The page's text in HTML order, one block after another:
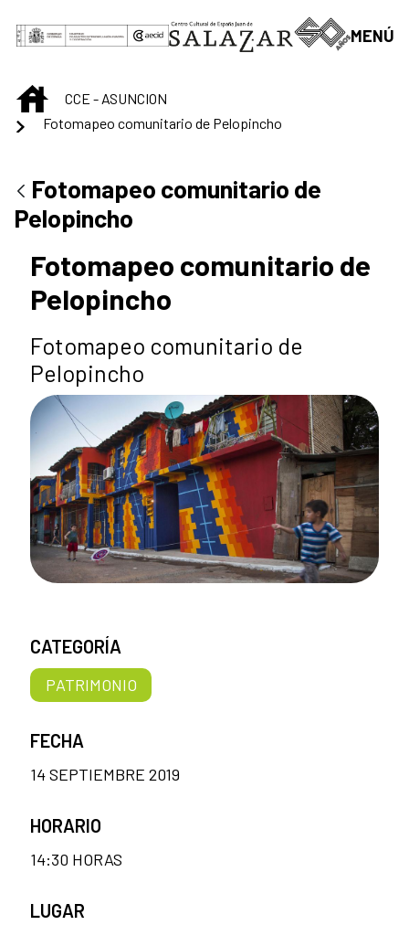
Saltar al contenido principal
MENÚ
INICIOCCE - ASUNCION
Fotomapeo comunitario de Pelopincho
Fotomapeo comunitario de
Pelopincho
Fotomapeo comunitario de
Pelopincho
Fotomapeo comunitario de
Pelopincho
CATEGORÍA
PATRIMONIO
FECHA
14 SEPTIEMBRE 2019
HORARIO
14:30 HORAS
LUGAR